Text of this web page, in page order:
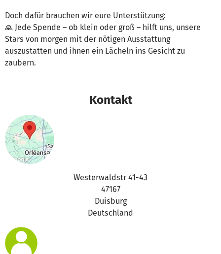
Doch dafür brauchen wir eure Unterstützung:
🙏 Jede Spende – ob klein oder groß – hilft uns, unsere
Stars von morgen mit der nötigen Ausstattung
auszustatten und ihnen ein Lächeln ins Gesicht zu
zaubern.
Kontakt
Westerwaldstr 41-43
47167
Duisburg
Deutschland